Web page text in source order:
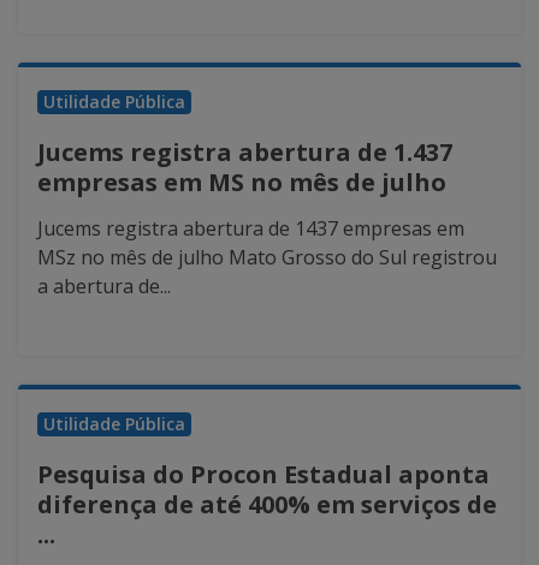
Utilidade Pública
Jucems registra abertura de 1.437
empresas em MS no mês de julho
Jucems registra abertura de 1437 empresas em
MSz no mês de julho Mato Grosso do Sul registrou
a abertura de...
Utilidade Pública
Pesquisa do Procon Estadual aponta
diferença de até 400% em serviços de
...